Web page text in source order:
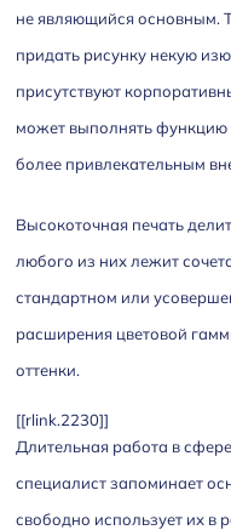
не являющийся основным.
придать рисунку некую
присутствуют
может выполнять функцию
более привлекательным
Высокоточная печать
любого из них лежит
стандартном или
расширения цветовой
оттенки.
[[rlink.2230]]
Длительная работа в
специалист запоминает
свободно использует их в